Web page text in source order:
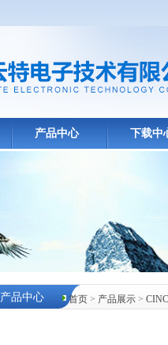
产品中心 下载中
首页 > 产品展示 >
产品中心